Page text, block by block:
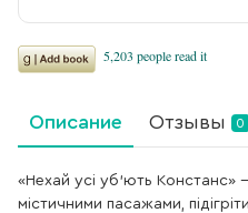
Описание Отзывы 0
«Нехай усі уб’ють Констанс»
містичними пасажами,